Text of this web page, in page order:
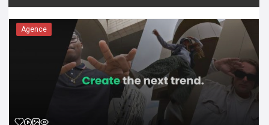
Agence